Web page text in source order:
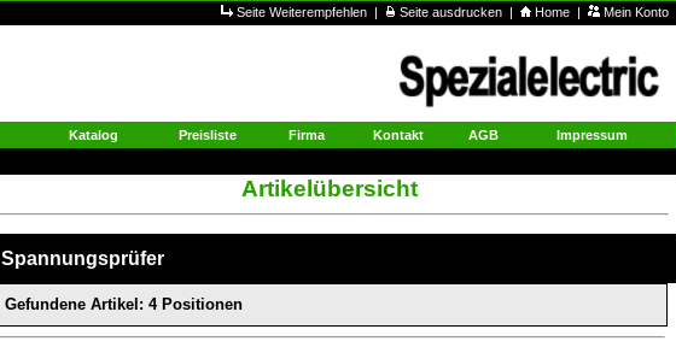
Seite Weiterempfehlen | Seite ausdrucken | Home | Mein Konto
Katalog Preisliste Firma Kontakt AGB Impressum
Artikelübersicht
Spannungsprüfer
Gefundene Artikel: 4 Positionen